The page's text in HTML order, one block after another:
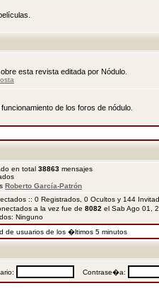
esta revista editada por Nódulo.
de los foros de nódulo.
en total 38863 mensajes
Roberto García-Patrón
:: 0 Registrados, 0 Ocultos y 144
a la vez fue de 8082 el Sab Ago 01,
Ninguno
de usuarios de los �ltimos 5 minutos
Contrase�a: